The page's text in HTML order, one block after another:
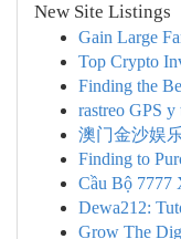
New Site Listings
Gain Large
Top Crypto
Finding the
rastreo GPS y
澳门金沙娱
Finding to
Cầu Bộ 7777
Dewa212:
Grow The